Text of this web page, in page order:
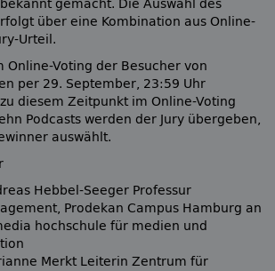
gemacht. Die Auswahl des
über eine Kombination aus Online-
Urteil.
Online-Voting der Besucher von
per 29. September, 23:59 Uhr
diesem Zeitpunkt im Online-Voting
Podcasts werden der Jury übergeben,
auswählt.
Hebbel-Seeger Professur
Prodekan Campus Hamburg an
hochschule für medien und
Merkt Leiterin Zentrum für